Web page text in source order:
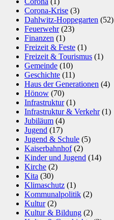
Corona-Krise (3)
Dahlwitz-Hoppegarten (52)
Feuerwehr(23)
Finanzen (1)
Freizeit & Feste (1)
Freizeit & Tourismus (1)
Gemeinde (10)
Geschichte (11)
Haus der Generationen (4)
Hönow (70)
Infrastruktur(1)
Infrastruktur & Verkehr(1)
Jubiläum (4)
Jugend (17)
Jugend & Schule (5)
Kaiserbahnhof(2)
Kinder und Jugend (14)
Kirche (2)
Kita (30)
Klimaschutz (1)
Kommunalpolitik (2)
Kultur(2)
Kultur & Bildung (2)